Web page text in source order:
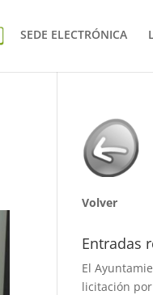
SEDE ELECTRÓNICA
Volver
Entradas
El
licitación